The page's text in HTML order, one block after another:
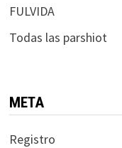
FULVIDA
Todas las parshiot
META
Registro